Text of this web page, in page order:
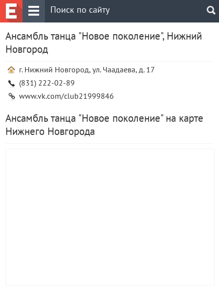
Ансамбль танца "Новое поколение", Нижний
Новгород
г. Нижний Новгород, ул. Чаадаева, д. 17
(831) 222-02-89
www.vk.com/club21999846
Ансамбль танца "Новое поколение" на карте
Нижнего Новгорода